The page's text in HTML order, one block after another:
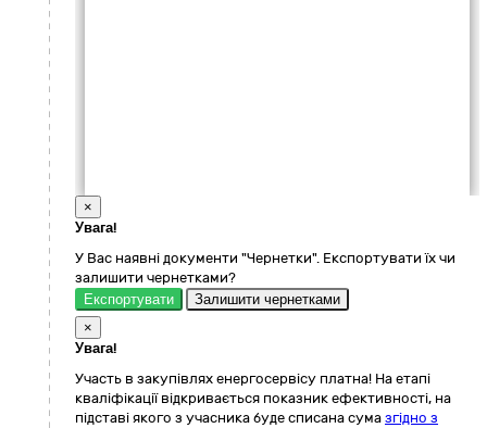
×
Увага!
У Вас наявні документи "Чернетки". Експортувати їх чи
залишити чернетками?
Експортувати
Залишити чернетками
×
Увага!
Участь в закупівлях енергосервісу платна! На етапі
кваліфікації відкривається показник ефективності, на
підставі якого з учасника буде списана сума згідно з